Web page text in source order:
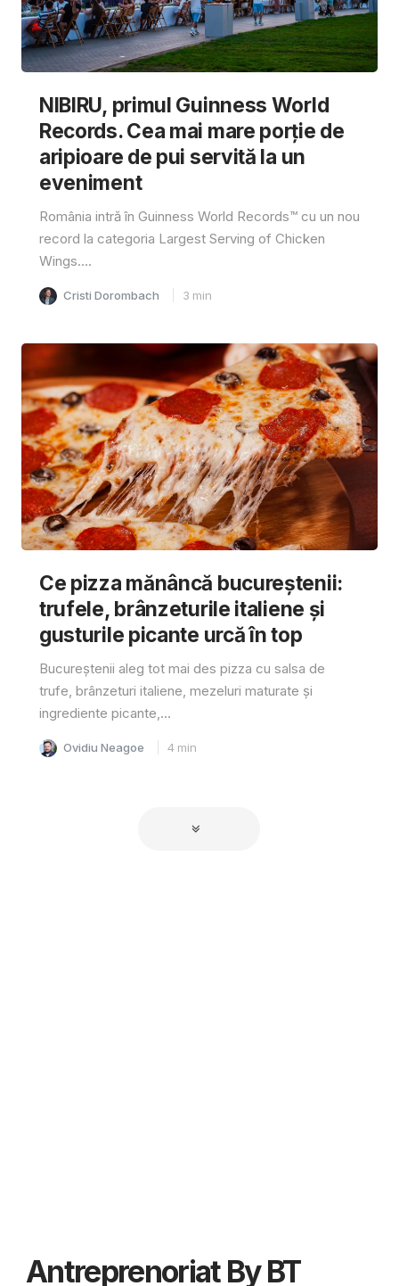
NIBIRU, primul Guinness World
Records. Cea mai mare porție de
aripioare de pui servită la un
eveniment
România intră în Guinness World Records™️ cu un nou
record la categoria Largest Serving of Chicken
Wings....
Cristi Dorombach 3 min
Ce pizza mănâncă bucureștenii:
trufele, brânzeturile italiene și
gusturile picante urcă în top
Bucureștenii aleg tot mai des pizza cu salsa de
trufe, brânzeturi italiene, mezeluri maturate și
ingrediente picante,...
Ovidiu Neagoe 4 min
Antreprenoriat By BT